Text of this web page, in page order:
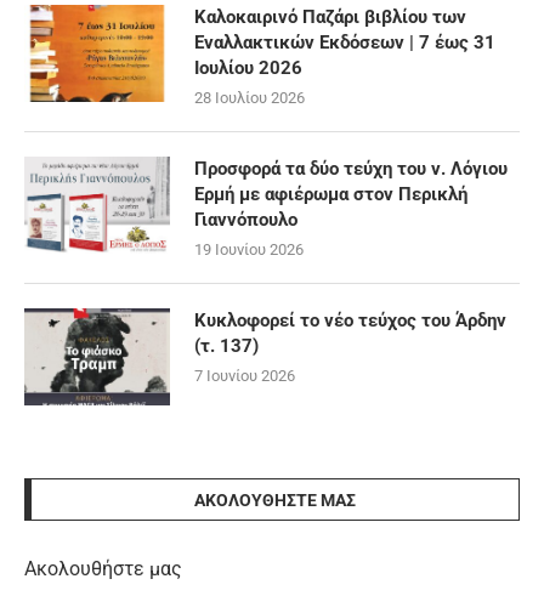
Καλοκαιρινό Παζάρι βιβλίου των
Εναλλακτικών Εκδόσεων | 7 έως 31
Ιουλίου 2026
28 Ιουλίου 2026
Προσφορά τα δύο τεύχη του ν. Λόγιου
Ερμή με αφιέρωμα στον Περικλή
Γιαννόπουλο
19 Ιουνίου 2026
Κυκλοφορεί το νέο τεύχος του Άρδην
(τ. 137)
7 Ιουνίου 2026
ΑΚΟΛΟΥΘΉΣΤΕ ΜΑΣ
Ακολουθήστε μας